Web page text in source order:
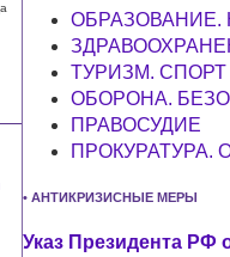
ОБРАЗОВАНИЕ.
ТУРИЗМ. СПОРТ
ОБОРОНА.
ПРАВОСУДИЕ
ПРОКУРАТУРА.
• АНТИКРИЗИСНЫЕ МЕРЫ
Указ Президента РФ